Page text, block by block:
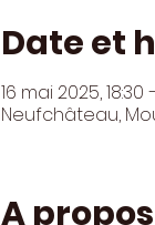
Date et
16 mai 2025, 18:30
Neufchâteau,
A propos